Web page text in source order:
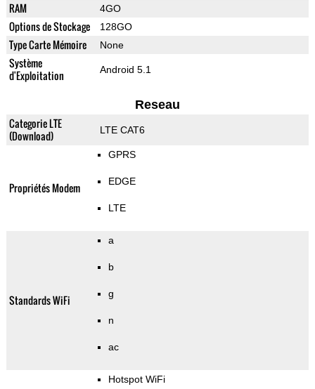
RAM 4GO
Options de Stockage 128GO
Type Carte Mémoire None
Système
d'Exploitation
Android 5.1
Reseau
Categorie LTE
(Download)
LTE CAT6
Propriétés Modem
GPRS
EDGE
LTE
Standards WiFi
a
b
g
n
ac
Hotspot WiFi